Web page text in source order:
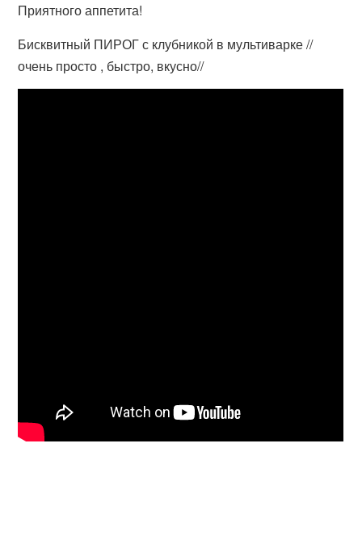
Приятного аппетита!
Бисквитный ПИРОГ с клубникой в мультиварке //
очень просто , быстро, вкусно//